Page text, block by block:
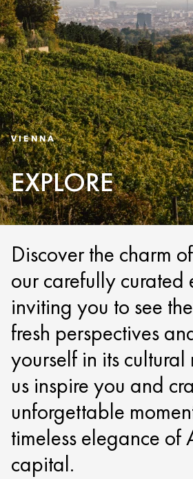
VIENNA
EXPLORE
Discover the charm
our carefully curated
inviting you to see
fresh perspectives
yourself in its cultural
us inspire you and
unforgettable
timeless elegance of
capital.